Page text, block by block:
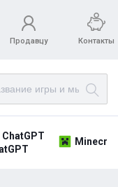
Продавцу Контакты
ChatGPT